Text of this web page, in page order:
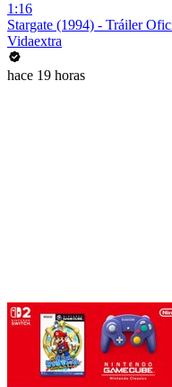
1:16
Stargate (1994) - Tráiler
Vidaextra
hace 19 horas